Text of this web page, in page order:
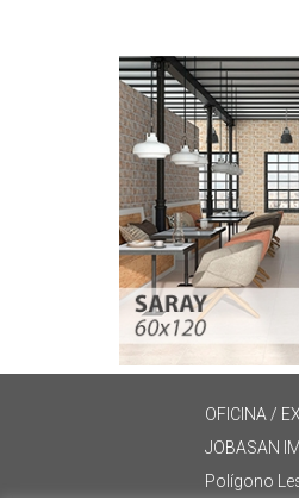
OFICINA /
JOBASAN
Polígono